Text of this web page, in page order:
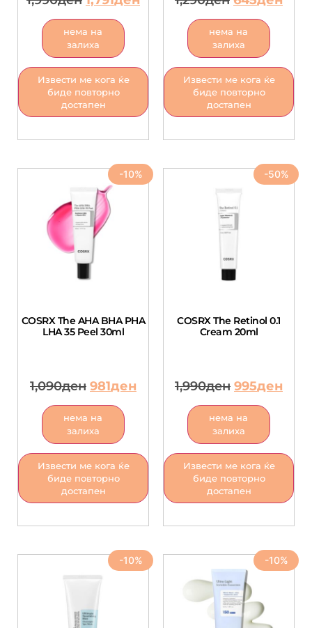
нема на
залиха
Извести ме кога ќе
биде повторно
достапен
нема на
залиха
Извести ме кога ќе
биде повторно
достапен
-10%
COSRX The AHA BHA PHA
LHA 35 Peel 30ml
1,090ден 981ден
нема на
залиха
Извести ме кога ќе
биде повторно
достапен
-50%
COSRX The Retinol 0.1
Cream 20ml
1,990ден 995ден
нема на
залиха
Извести ме кога ќе
биде повторно
достапен
-10% -10%